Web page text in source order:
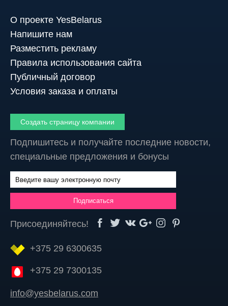
О проекте YesBelarus
Напишите нам
Разместить рекламу
Правила использования сайта
Публичный договор
Условия заказа и оплаты
Создать страницу компании
Подпишитесь и получайте последние новости,
специальные предложения и бонусы
Присоединяйтесь!
+375 29 6300635
+375 29 7300135
info@yesbelarus.com